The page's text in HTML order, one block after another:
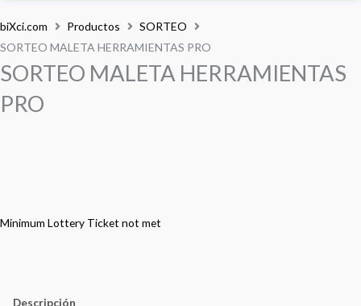
biXci.com Productos
SORTEO
SORTEO MALETA HERRAMIENTAS PRO
SORTEO MALETA HERRAMIENTAS
PRO
Minimum Lottery Ticket not met
Descripción